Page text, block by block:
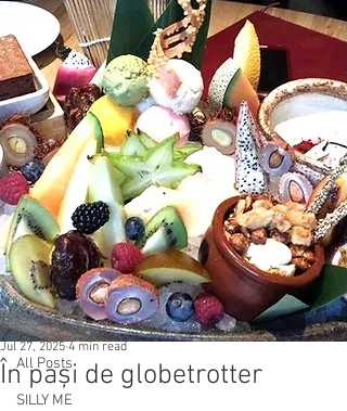
Post
All Posts
SILLY ME
All Posts
În pași de globetrotter
Jul 27, 2025 4 min read